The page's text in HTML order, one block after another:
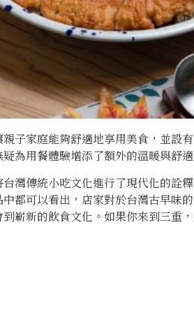
子家庭能夠舒適地享用美食，並設
為用餐體驗增添了額外的溫暖與舒適
灣傳統小吃文化進行了現代化的詮
都可以看出，店家對於台灣古早味
嶄新的飲食文化。如果你來到三重